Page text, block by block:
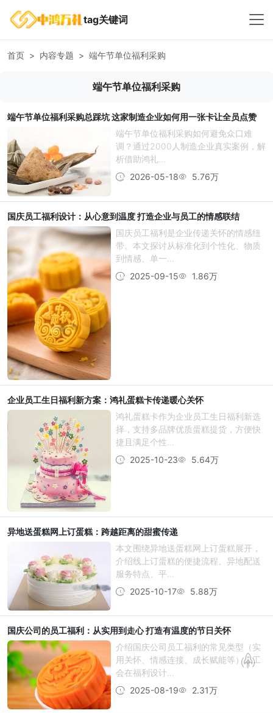
tag关键词
首页 内容专题 端午节单位福利采购
端午节单位福利采购
端午节单位福利采购总踩坑 这家制造企业如何用一张卡让全员点赞
端午节单位福利采购如何避免众口难
调？通过2000人制造企业真实案例，解
析借助鸿礼...
2026-05-18
5.76万
国庆员工福利设计：从心意到温度 打造企业与员工的情感联结
国庆员工福利是企业传递关怀的情感纽
带。本文探讨从标准化到个性化、物质
到情感、单一...
2025-09-15
1.86万
企业员工生日福利新方案：鸿礼蛋糕卡传递暖心关怀
鸿礼蛋糕卡作为企业员工生日福利新选
择，支持多品牌优质蛋糕提货，方便快
捷且满足个性...
2025-10-23
5.64万
异地送蛋糕网上订蛋糕：跨越距离的甜蜜传递
本文围绕异地送蛋糕网上订蛋糕展开，
介绍线上订蛋糕的便捷流程、异地配送
服务特点、平...
2025-10-17
5.88万
国庆公司的员工福利：从实用到走心 打造有温度的节日关怀
介绍国庆公司员工福利的常见类型（实
用关怀、情感连接、成长赋能等）、工
会在福利设计...
2025-08-19
2.31万